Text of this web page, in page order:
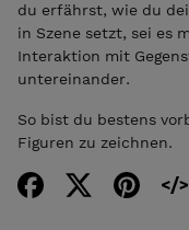
du erfährst, wie du
in Szene setzt, sei es
Interaktion mit
untereinander.
So bist du bestens
Figuren zu zeichnen.